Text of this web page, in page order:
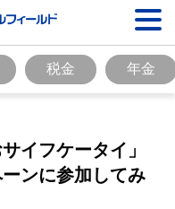
税金 年金
イフケータイ」
ンに参加してみ